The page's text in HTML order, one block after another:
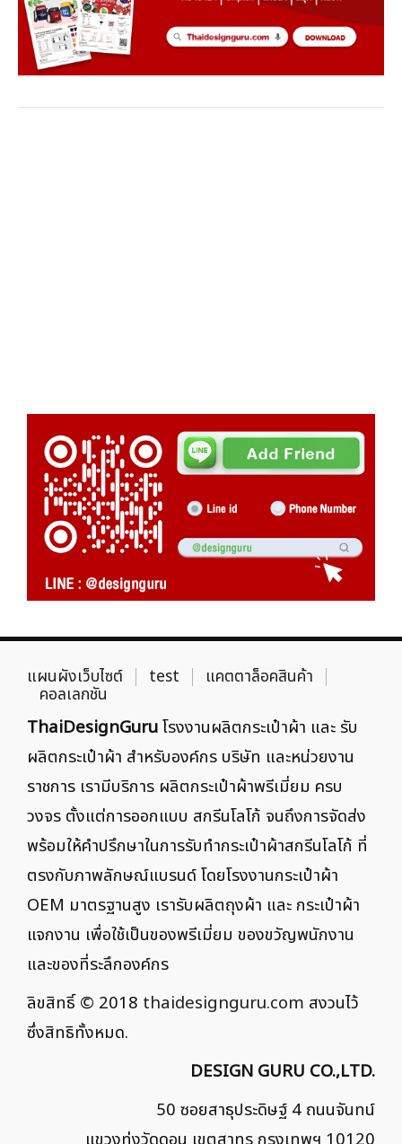
แผนผังเว็บไซต์ test แคตตาล็อคสินค้า
คอลเลกชัน
ThaiDesignGuruโรงงานผลิตกระเป๋าผ้า และ รับ
ผลิตกระเป๋าผ้า สำหรับองค์กร บริษัท และหน่วยงาน
ราชการ เรามีบริการ ผลิตกระเป๋าผ้าพรีเมี่ยม ครบ
วงจร ตั้งแต่การออกแบบ สกรีนโลโก้ จนถึงการจัดส่ง
พร้อมให้คำปรึกษาในการรับทำกระเป๋าผ้าสกรีนโลโก้ ที่
ตรงกับภาพลักษณ์แบรนด์ โดยโรงงานกระเป๋าผ้า
OEM มาตรฐานสูง เรารับผลิตถุงผ้า และ กระเป๋าผ้า
แจกงาน เพื่อใช้เป็นของพรีเมี่ยม ของขวัญพนักงาน
และของที่ระลึกองค์กร
ลิขสิทธิ์ © 2018 thaidesignguru.com สงวนไว้
ซึ่งสิทธิทั้งหมด.
DESIGN GURU CO.,LTD.
50 ซอยสาธุประดิษฐ์ 4 ถนนจันทน์